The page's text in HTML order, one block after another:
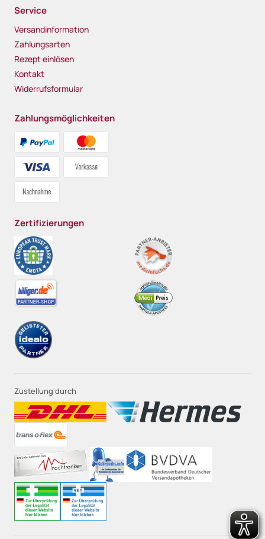
Service
Versandinformation
Zahlungsarten
Rezept einlösen
Kontakt
Widerrufsformular
Zahlungsmöglichkeiten
Zertifizierungen
Zustellung durch